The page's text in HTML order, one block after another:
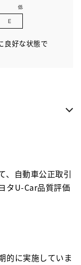
良好な状態で
、自動車公正取引
タU-Car品質評価
的に実施していま